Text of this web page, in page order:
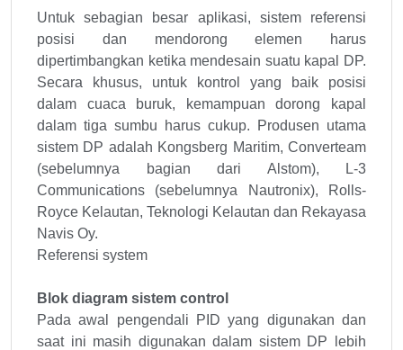
Untuk sebagian besar aplikasi, sistem referensi
posisi dan mendorong elemen harus
dipertimbangkan ketika mendesain suatu kapal DP.
Secara khusus, untuk kontrol yang baik posisi
dalam cuaca buruk, kemampuan dorong kapal
dalam tiga sumbu harus cukup. Produsen utama
sistem DP adalah Kongsberg Maritim, Converteam
(sebelumnya bagian dari Alstom), L-3
Communications (sebelumnya Nautronix), Rolls-
Royce Kelautan, Teknologi Kelautan dan Rekayasa
Navis Oy.
Referensi system
Blok diagram sistem control
Pada awal pengendali PID yang digunakan dan
saat ini masih digunakan dalam sistem DP lebih